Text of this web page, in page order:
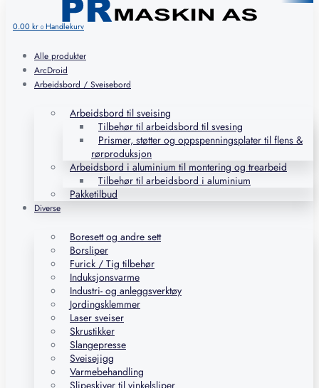
0.00kr 0 Handlekurv
Alle produkter
ArcDroid
Arbeidsbord / Sveisebord
Arbeidsbord til sveising
Tilbehør til arbeidsbord til svesing
Prismer, støtter og oppspenningsplater til flens &
rørproduksjon
Arbeidsbord i aluminium til montering og trearbeid
Tilbehør til arbeidsbord i aluminium
Pakketilbud
Diverse
Boresett og andre sett
Borsliper
Furick / Tig tilbehør
Induksjonsvarme
Industri- og anleggsverktøy
Jordingsklemmer
Laser sveiser
Skrustikker
Slangepresse
Sveisejigg
Varmebehandling
Slipeskiver til vinkelsliper